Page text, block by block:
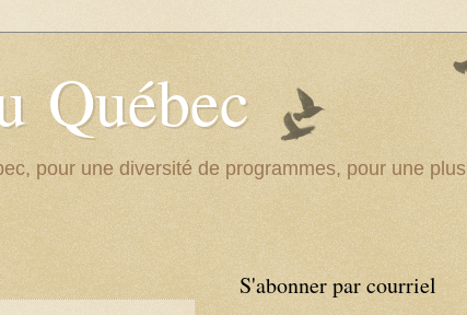
Québec
pour une diversité de programmes, pour une plus
S'abonner par courriel